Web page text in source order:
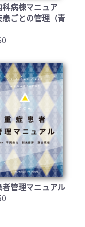
病棟マニュア
ごとの管理（青
者管理マニュアル